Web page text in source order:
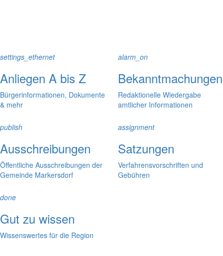
settings_ethernet
Anliegen A bis Z
Bürgerinformationen, Dokumente
& mehr
alarm_on
Bekanntmachungen
Redaktionelle Wiedergabe
amtlicher Informationen
publish
Ausschreibungen
Öffentliche Ausschreibungen der
Gemeinde Markersdorf
assignment
Satzungen
Verfahrensvorschriften und
Gebühren
done
Gut zu wissen
Wissenswertes für die Region